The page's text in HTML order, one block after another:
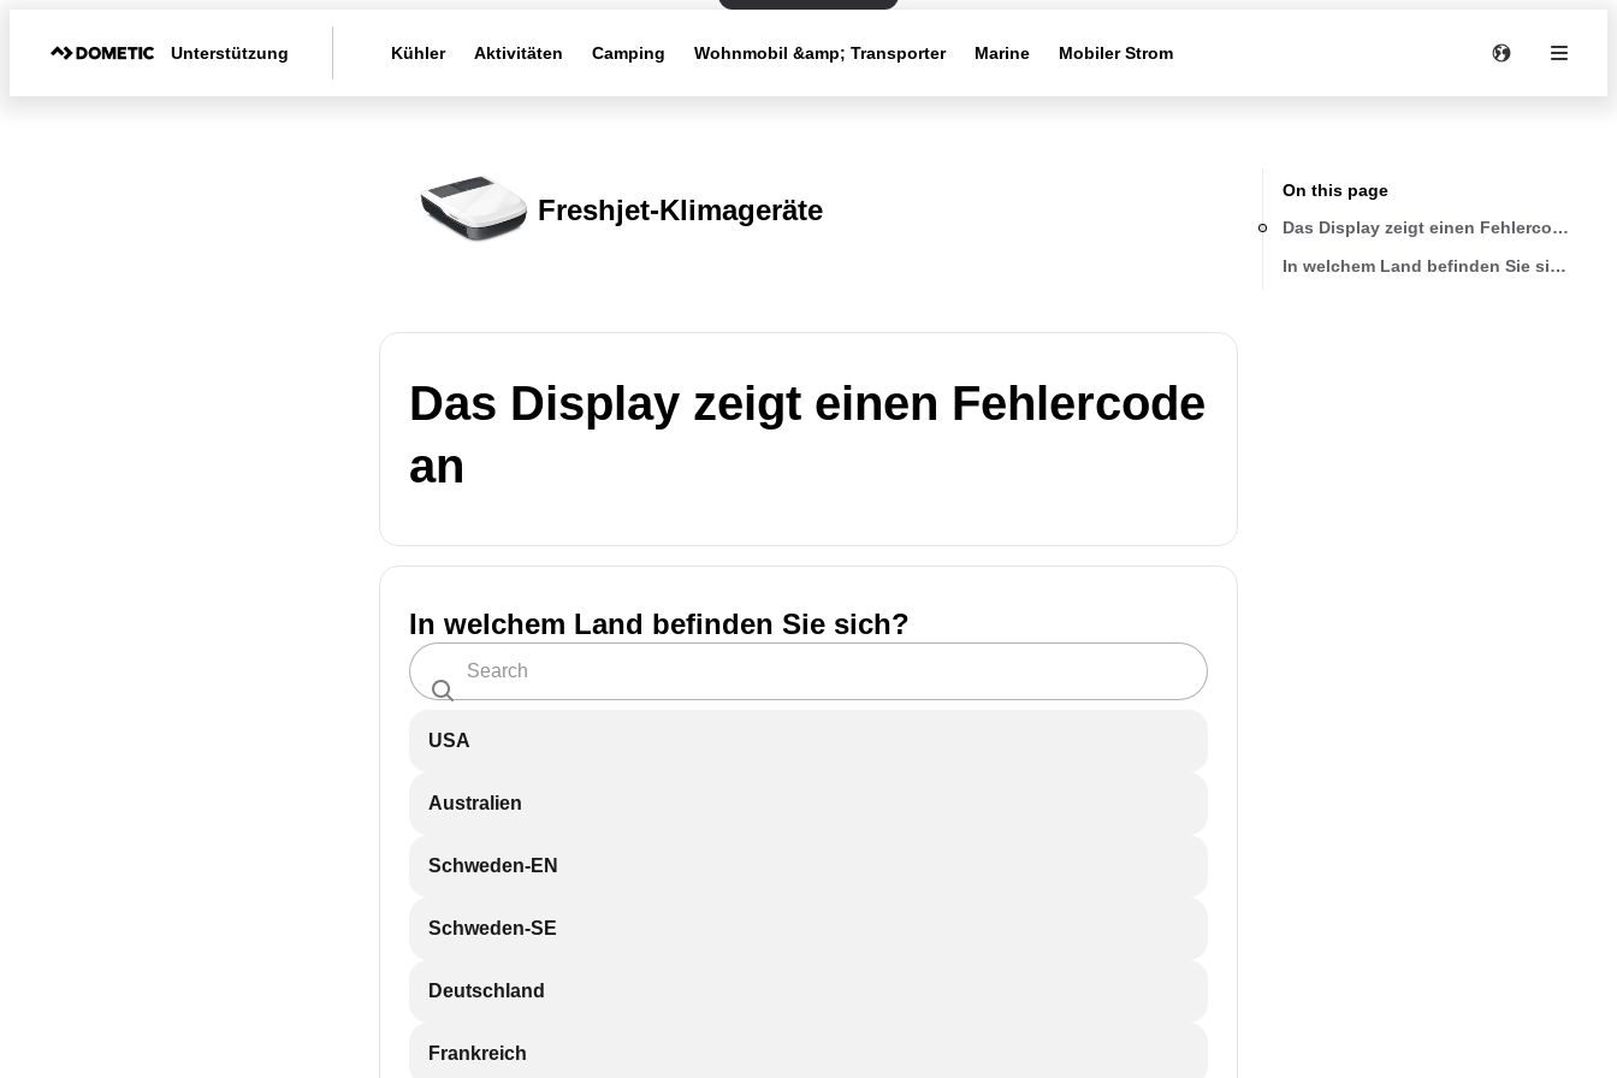
Unterstützung Kühler Aktivitäten Camping Wohnmobil &amp; Transporter Marine Mobiler Strom
Freshjet-Klimageräte
Das Display zeigt einen Fehlercode
an
In welchem Land befinden Sie sich?
USA
Australien
Schweden-EN
Schweden-SE
Deutschland
Frankreich
On this page
Das Display zeigt einen Fehlercode an
In welchem Land befinden Sie sich?